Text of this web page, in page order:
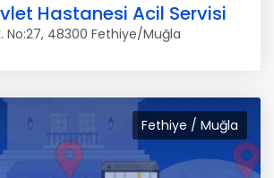
Hastanesi Acil Servisi
No:27, 48300 Fethiye/Muğla
Fethiye / Muğla